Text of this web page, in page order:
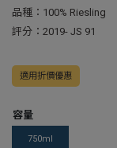
品種：100% Riesling
評分：2019- JS 91
適用折價優惠
容量
750ml